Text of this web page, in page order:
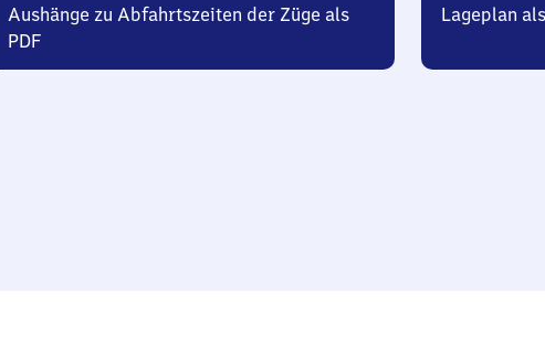
Aushänge zu Abfahrtszeiten der Züge als
PDF
Lageplan